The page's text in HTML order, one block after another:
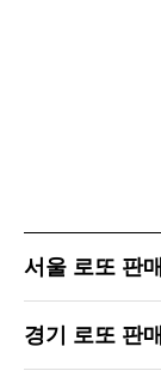
서울 로또 판
경기 로또 판